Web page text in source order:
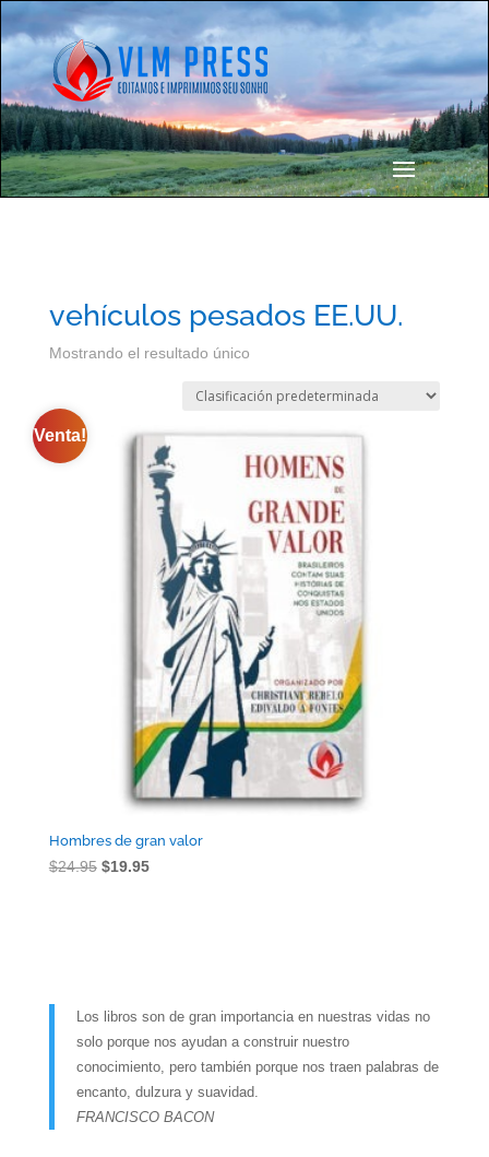
vehículos pesados ​​EE.UU.
Mostrando el resultado único
Venta!
Hombres de gran valor
$24.95 El
$19.95El
Los libros son de gran importancia en nuestras vidas no
solo porque nos ayudan a construir nuestro
conocimiento, pero también porque nos traen palabras de
encanto, dulzura y suavidad.
FRANCISCO BACON